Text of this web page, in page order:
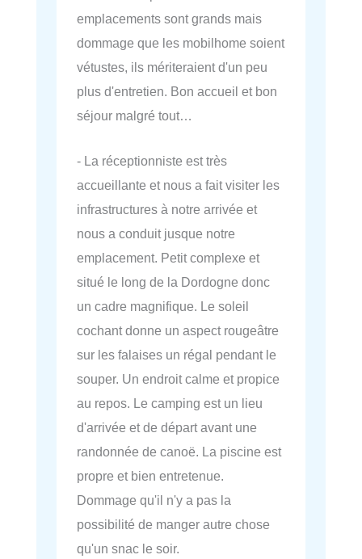
emplacements sont grands mais
dommage que les mobilhome soient
vétustes, ils mériteraient d'un peu
plus d'entretien. Bon accueil et bon
séjour malgré tout…
- La réceptionniste est très
accueillante et nous a fait visiter les
infrastructures à notre arrivée et
nous a conduit jusque notre
emplacement. Petit complexe et
situé le long de la Dordogne donc
un cadre magnifique. Le soleil
cochant donne un aspect rougeâtre
sur les falaises un régal pendant le
souper. Un endroit calme et propice
au repos. Le camping est un lieu
d'arrivée et de départ avant une
randonnée de canoë. La piscine est
propre et bien entretenue.
Dommage qu'il n'y a pas la
possibilité de manger autre chose
qu'un snac le soir.